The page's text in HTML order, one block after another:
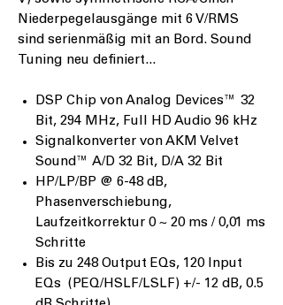
Niederpegelausgänge mit 6 V/RMS
sind serienmäßig mit an Bord. Sound
Tuning neu definiert...
DSP Chip von Analog Devices™ 32
Bit, 294 MHz, Full HD Audio 96 kHz
Signalkonverter von AKM Velvet
Sound™ A/D 32 Bit, D/A 32 Bit
HP/LP/BP @ 6-48 dB,
Phasenverschiebung,
Laufzeitkorrektur 0 ~ 20 ms / 0,01 ms
Schritte
Bis zu 248 Output EQs, 120 Input
EQs (PEQ/HSLF/LSLF) +/- 12 dB, 0.5